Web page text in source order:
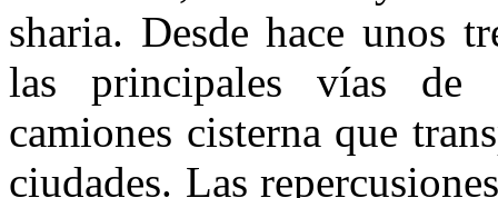
sharia. Desde hace unos
las principales vías de
camiones cisterna que
ciudades. Las